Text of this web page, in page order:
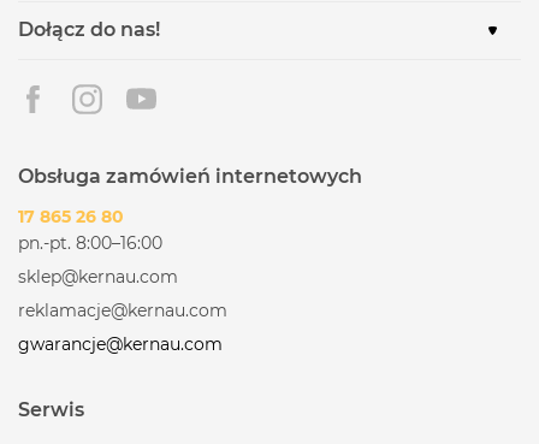
Dołącz do nas!
Obsługa zamówień internetowych
17 865 26 80
pn.-pt. 8:00–16:00
sklep@kernau.com
reklamacje@kernau.com
gwarancje@kernau.com
Serwis